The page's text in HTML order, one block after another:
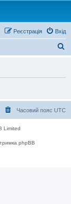
Вхід
Реєстрація
Часовий пояс UTC
Limited
phpBB